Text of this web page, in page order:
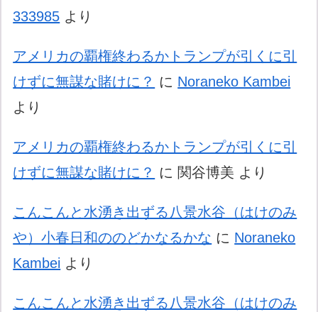
333985 より
アメリカの覇権終わるかトランプが引くに引
けずに無謀な賭けに？ に Noraneko Kambei
より
アメリカの覇権終わるかトランプが引くに引
けずに無謀な賭けに？ に 関谷博美 より
こんこんと水湧き出ずる八景水谷（はけのみ
や）小春日和ののどかなるかな に Noraneko
Kambei より
こんこんと水湧き出ずる八景水谷（はけのみ